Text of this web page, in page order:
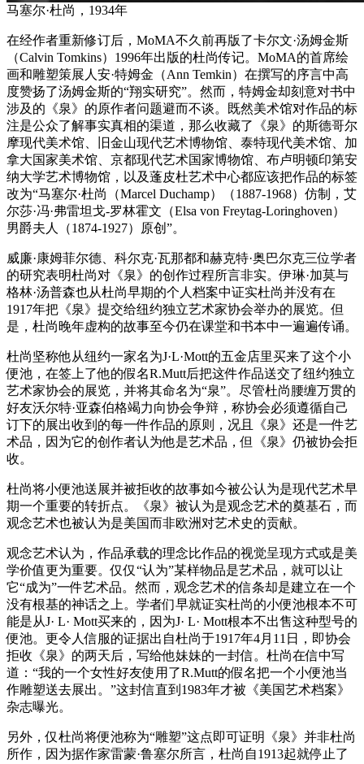
马塞尔·杜尚，1934年
在经作者重新修订后，MoMA不久前再版了卡尔文·汤姆金斯
（Calvin Tomkins）1996年出版的杜尚传记。MoMA的首席绘
画和雕塑策展人安·特姆金（Ann Temkin）在撰写的序言中高
度赞扬了汤姆金斯的“翔实研究”。然而，特姆金却刻意对书中
涉及的《泉》的原作者问题避而不谈。既然美术馆对作品的标
注是公众了解事实真相的渠道，那么收藏了《泉》的斯德哥尔
摩现代美术馆、旧金山现代艺术博物馆、泰特现代美术馆、加
拿大国家美术馆、京都现代艺术国家博物馆、布卢明顿印第安
纳大学艺术博物馆，以及蓬皮杜艺术中心都应该把作品的标签
改为“马塞尔·杜尚（Marcel Duchamp）（1887-1968）仿制，艾
尔莎·冯·弗雷坦戈-罗林霍文（Elsa von Freytag-Loringhoven）
男爵夫人（1874-1927）原创”。
威廉·康姆菲尔德、科尔克·瓦那都和赫克特·奥巴尔克三位学者
的研究表明杜尚对《泉》的创作过程所言非实。伊琳·加莫与
格林·汤普森也从杜尚早期的个人档案中证实杜尚并没有在
1917年把《泉》提交给纽约独立艺术家协会举办的展览。但
是，杜尚晚年虚构的故事至今仍在课堂和书本中一遍遍传诵。
杜尚坚称他从纽约一家名为J·L·Mott的五金店里买来了这个小
便池，在签上了他的假名R.Mutt后把这件作品送交了纽约独立
艺术家协会的展览，并将其命名为“泉”。尽管杜尚腰缠万贯的
好友沃尔特·亚森伯格竭力向协会争辩，称协会必须遵循自己
订下的展出收到的每一件作品的原则，况且《泉》还是一件艺
术品，因为它的创作者认为他是艺术品，但《泉》仍被协会拒
收。
杜尚将小便池送展并被拒收的故事如今被公认为是现代艺术早
期一个重要的转折点。《泉》被认为是观念艺术的奠基石，而
观念艺术也被认为是美国而非欧洲对艺术史的贡献。
观念艺术认为，作品承载的理念比作品的视觉呈现方式或是美
学价值更为重要。仅仅“认为”某样物品是艺术品，就可以让
它“成为”一件艺术品。然而，观念艺术的信条却是建立在一个
没有根基的神话之上。学者们早就证实杜尚的小便池根本不可
能是从J· L· Mott买来的，因为J· L· Mott根本不出售这种型号的
便池。更令人信服的证据出自杜尚于1917年4月11日，即协会
拒收《泉》的两天后，写给他妹妹的一封信。杜尚在信中写
道：“我的一个女性好友使用了R.Mutt的假名把一个小便池当
作雕塑送去展出。”这封信直到1983年才被《美国艺术档案》
杂志曝光。
另外，仅杜尚将便池称为“雕塑”这点即可证明《泉》并非杜尚
所作，因为据作家雷蒙·鲁塞尔所言，杜尚自1913起就停止了